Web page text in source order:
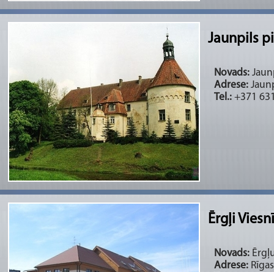
Jaunpils
Novads:
Adrese:
Tel.: +371
Ērgļi
Novads:
Adrese: